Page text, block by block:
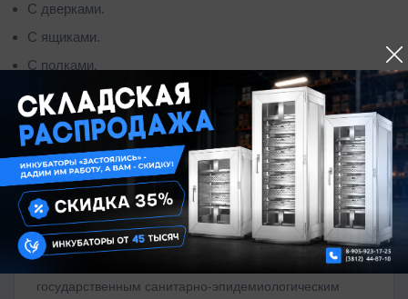
С дверками.
С ящиками.
С полками.
Система управления качеством
Все изделия производятся под контролем внедренной
на предприятии системы управления качеством в
соответствии с международным стандартом ISO 9001-
государственным санитарно-эпидемиологическим